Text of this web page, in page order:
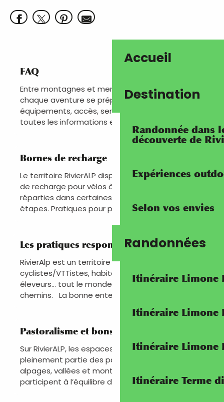
Accueil
Destination
Randonnée dans
découverte de
Expériences
Selon vos envies
Randonnées
Itinéraire Limone
Itinéraire Limone
Itinéraire Limone
Itinéraire Terme
FAQ
Entre montagnes et mer, entre France et Italie,
chaque aventure se prépare. Itinéraires,
équipements, accès, services… retrouvez ici
toutes les informations essentielles pour...
Bornes de recharge
Le territoire RivierALP dispose de plusieurs bornes
de recharge pour vélos à assistance électrique,
réparties dans certaines villes et villages
étapes. Pratiques pour prolonger...
Les pratiques responsables
RivierAlp est un territoire vivant : randonneurs,
cyclistes/VTTistes, habitants, professionnels,
éleveurs… tout le monde partage les mêmes
chemins. La bonne entente des...
Pastoralisme et bons réflexes
Sur RivierALP, les espaces pastoraux font
pleinement partie des paysages traversés. Entre
alpages, vallées et montagnes, les troupeaux
participent à l’équilibre de ces...